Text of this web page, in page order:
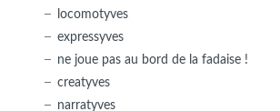
locomotyves
expressyves
ne joue pas au bord de la fadaise !
creatyves
narratyves